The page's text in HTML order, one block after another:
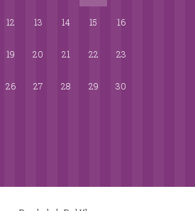
12 13 14 15 16
19 20 21 22 23
26 27 28 29 30